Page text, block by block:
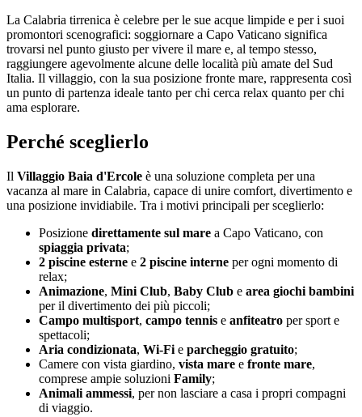
La Calabria tirrenica è celebre per le sue acque limpide e per i suoi
promontori scenografici: soggiornare a Capo Vaticano significa
trovarsi nel punto giusto per vivere il mare e, al tempo stesso,
raggiungere agevolmente alcune delle località più amate del Sud
Italia. Il villaggio, con la sua posizione fronte mare, rappresenta così
un punto di partenza ideale tanto per chi cerca relax quanto per chi
ama esplorare.
Perché sceglierlo
Il Villaggio Baia d'Ercole è una soluzione completa per una
vacanza al mare in Calabria, capace di unire comfort, divertimento e
una posizione invidiabile. Tra i motivi principali per sceglierlo:
Posizione direttamente sul mare a Capo Vaticano, con
spiaggia privata;
2 piscine esterne e 2 piscine interne per ogni momento di
relax;
Animazione, Mini Club, Baby Club e area giochi bambini
per il divertimento dei più piccoli;
Campo multisport, campo tennis e anfiteatro per sport e
spettacoli;
Aria condizionata, Wi-Fi e parcheggio gratuito;
Camere con vista giardino, vista mare e fronte mare,
comprese ampie soluzioni Family;
Animali ammessi, per non lasciare a casa i propri compagni
di viaggio.